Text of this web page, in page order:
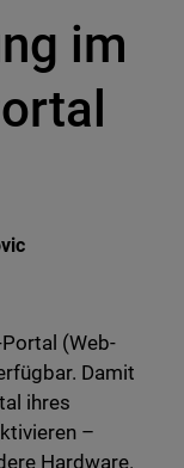
im
(Web-
Damit
ihres
–
Hardware.